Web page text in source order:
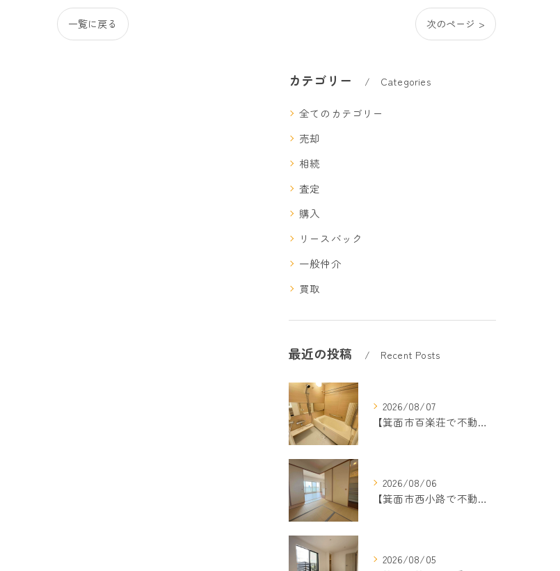
一覧に戻る 次のページ >
カテゴリー Categories
全てのカテゴリー
売却
相続
査定
購入
リースバック
一般仲介
買取
最近の投稿 Recent Posts
2026/08/07
【箕面市百楽荘で不動産売却をご検討中の方へ】地域密着13年以上の売却専門店が成功のポイントを解説
2026/08/06
【箕面市西小路で不動産売却をご検討中の方へ】地域密着13年以上の売却専門店が成功のポイントを解説
2026/08/05